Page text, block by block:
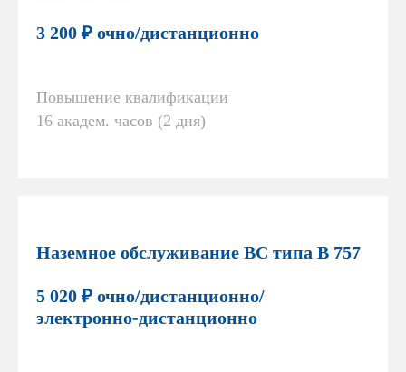
3 200 ₽ очно/дистанционно
Повышение квалификации
16 академ. часов (2 дня)
Наземное обслуживание ВС типа В 757
5 020 ₽ очно/дистанционно/
электронно-дистанционно